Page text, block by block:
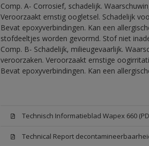
Comp. A- Corrosief, schadelijk.
Veroorzaakt ernstig oogletsel. Schadelijk
Bevat epoxyverbindingen. Kan een
stofdeeltjes worden gevormd. Stof niet
Comp. B- Schadelijk, milieugevaarlijk.
veroorzaken. Veroorzaakt ernstige
Bevat epoxyverbindingen. Kan een
Technisch Informatieblad Wapex 660
Technical Report